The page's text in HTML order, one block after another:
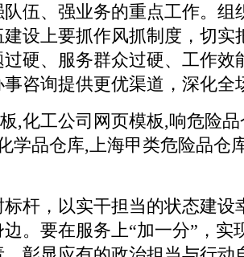
伍、强业务的重点工作。
设上要抓作风抓制度，切
硬、服务群众过硬、工作
咨询提供更优渠道，深化全
杆，以实干担当的状态建
。要在服务上“加一分”，实